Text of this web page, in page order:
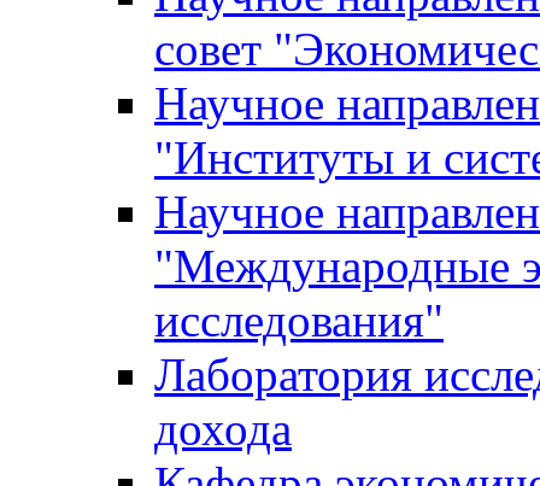
совет
Научное
"Институты и
Научное
"Международные
исследования"
Лаборатория
дохода